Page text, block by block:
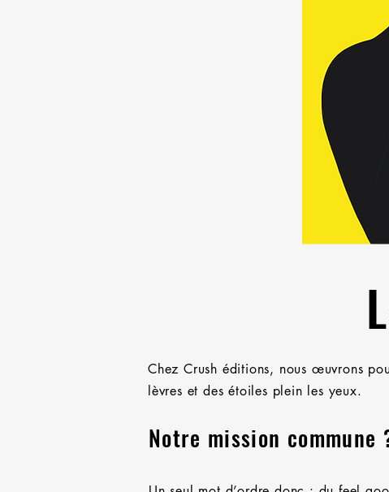
Chez Crush éditions, nous œuvrons
lèvres et des étoiles plein les yeux.
Notre mission